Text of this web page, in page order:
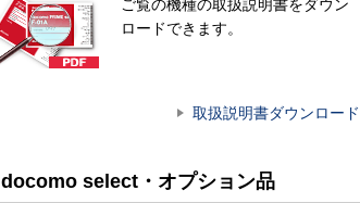
ご覧の機種の取扱説明書をダウン
ロードできます。
取扱説明書ダウンロード
docomo select・オプション品